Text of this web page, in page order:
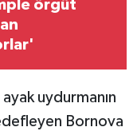
örgüt
uydurmanın
Bornova